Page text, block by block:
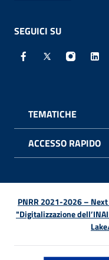
SEGUICI SU
Facebook - Sito
X - Sito
TEMATICHE
ACCESSO RAPIDO
PNRR 2021-2026 –
"Digitalizzazione